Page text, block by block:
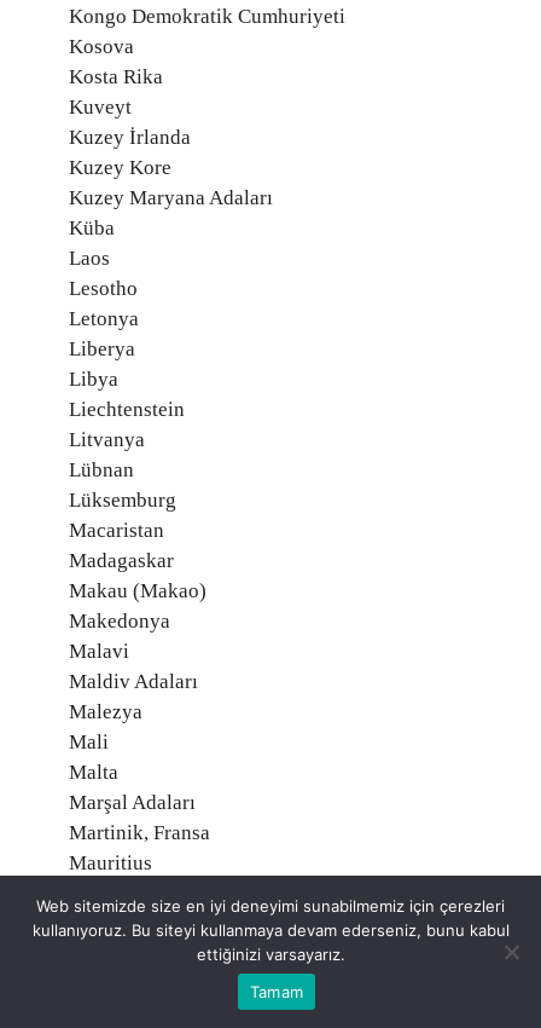
Kongo Demokratik Cumhuriyeti
Kosova
Kosta Rika
Kuveyt
Kuzey İrlanda
Kuzey Kore
Kuzey Maryana Adaları
Küba
Laos
Lesotho
Letonya
Liberya
Libya
Liechtenstein
Litvanya
Lübnan
Lüksemburg
Macaristan
Madagaskar
Makau (Makao)
Makedonya
Malavi
Maldiv Adaları
Malezya
Mali
Malta
Marşal Adaları
Martinik, Fransa
Mauritius
Meksika
Midway Adaları, Amerika
Web sitemizde size en iyi deneyimi sunabilmemiz için çerezleri
kullanıyoruz. Bu siteyi kullanmaya devam ederseniz, bunu kabul
ettiğinizi varsayarız.
Tamam